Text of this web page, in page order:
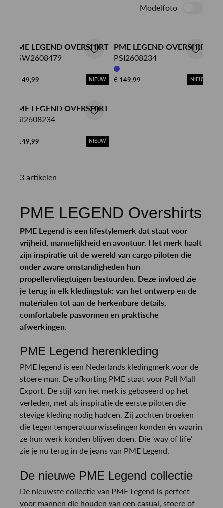
Modelfoto
PME LEGEND OVERSHIRT
PSW2608479
€ 149,99 NIEUW
PME LEGEND OVERSHIRT
PSI2608234
€ 149,99 NIEUW
PME LEGEND OVERSHIRT
PSI2608234
€ 149,99 NIEUW
3 artikelen
PME LEGEND Overshirts
PME Legend is een lifestylemerk dat staat voor
vrijheid, mannelijkheid en avontuur. Het merk haalt
zijn inspiratie uit de wereld van cargo piloten die
onder zware omstandigheden hun
propellervliegtuigen bestuurden. Deze invloed zie
je terug in elk kledingstuk: van het ontwerp en de
materialen tot aan de herkenbare details,
comfortabele pasvormen en praktische
afwerkingen.
PME Legend herenkleding
PME legend is een Nederlands kledingmerk voor de
stoere man. De afkorting PME staat voor Pall Mall
Export. De stijl van het merk is gebaseerd op het
verleden, met als inspiratie de eerste piloten die
stevige kleding nodig hadden. Zij zochten broeken
die tegen temperatuurwisselingen konden én waarin
ze hun werk konden blijven doen. Die ‘way of life’
zie je nu terug in de jeans van PME Legend.
De nieuwe PME Legend collectie
De nieuwste collectie van PME Legend is perfect
voor mannen die houden van een casual, stoere of